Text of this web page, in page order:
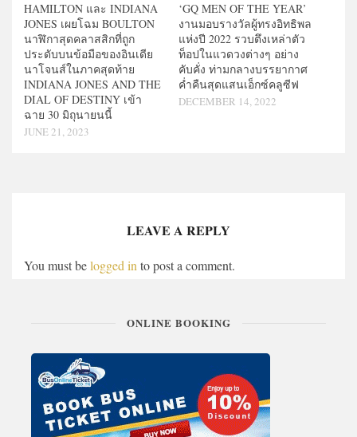
HAMILTON และ INDIANA
JONES เผยโฉม BOULTON
นาฬิกาสุดคลาสสิกที่ถูก
ประดับบนข้อมือของอินเดีย
นาโจนส์ในภาคสุดท้าย
INDIANA JONES AND THE
DIAL OF DESTINY เข้า
ฉาย 30 มิถุนายนนี้
JUNE 21, 2023
‘GQ MEN OF THE YEAR’
งานมอบรางวัลผู้ทรงอิทธิพล
แห่งปี 2022 รวบตึงเหล่าตัว
ท็อปในแวดวงต่างๆ อย่าง
คับคั่ง ท่ามกลางบรรยากาศ
ค่ำคืนสุดแสนเอ็กซ์คลูซีฟ
DECEMBER 14, 2022
LEAVE A REPLY
You must belogged into post a comment.
ONLINE BOOKING